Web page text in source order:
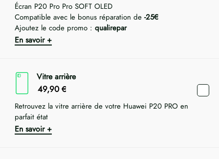
Écran P20 Pro Pro SOFT OLED
Compatible avec le bonus réparation de -25€
Ajoutez le code promo : qualirepar
En savoir +
Vitre arrière
49,90 €
Retrouvez la vitre arrière de votre Huawei P20 PRO en
parfait état
En savoir +